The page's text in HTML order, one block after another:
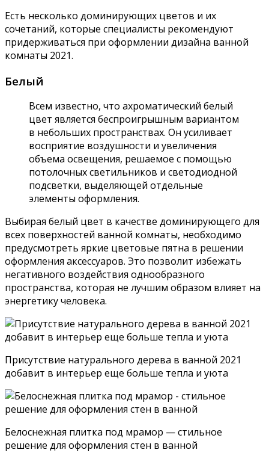
Есть несколько доминирующих цветов и их
сочетаний, которые специалисты рекомендуют
придерживаться при оформлении дизайна ванной
комнаты 2021.
Белый
Всем известно, что ахроматический белый
цвет является беспроигрышным вариантом
в небольших пространствах. Он усиливает
восприятие воздушности и увеличения
объема освещения, решаемое с помощью
потолочных светильников и светодиодной
подсветки, выделяющей отдельные
элементы оформления.
Выбирая белый цвет в качестве доминирующего для
всех поверхностей ванной комнаты, необходимо
предусмотреть яркие цветовые пятна в решении
оформления аксессуаров. Это позволит избежать
негативного воздействия однообразного
пространства, которая не лучшим образом влияет на
энергетику человека.
Присутствие натурального дерева в ванной 2021
добавит в интерьер еще больше тепла и уюта
Белоснежная плитка под мрамор — стильное
решение для оформления стен в ванной